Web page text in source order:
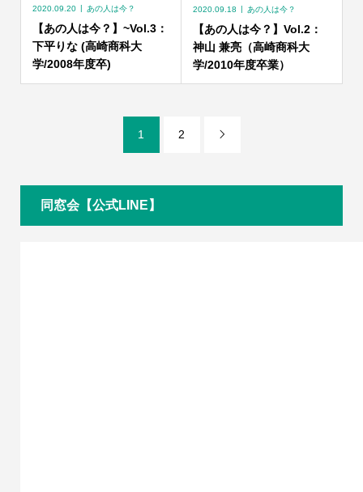
2020.09.20 あの人は今？
【あの人は今？】~Vol.3：
下平りな (高崎商科大
学/2008年度卒)
2020.09.18 あの人は今？
【あの人は今？】Vol.2：
神山 兼亮（高崎商科大
学/2010年度卒業）
1 2 
同窓会【公式LINE】